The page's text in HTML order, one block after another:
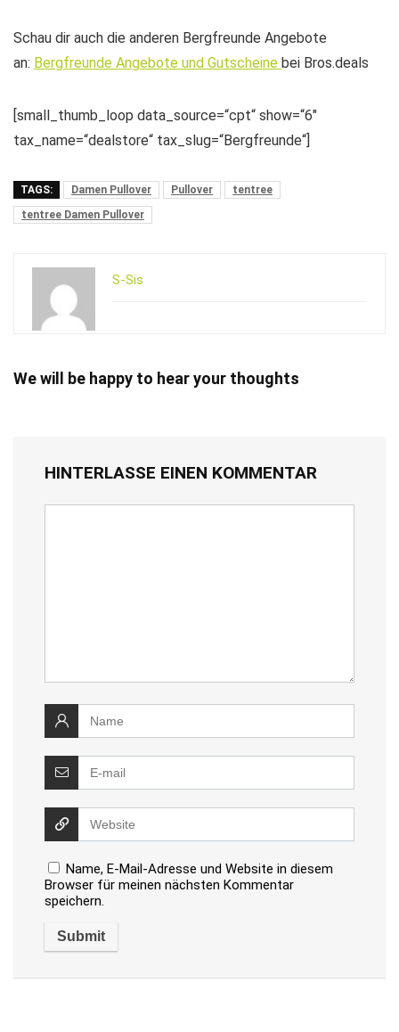
Schau dir auch die anderen Bergfreunde Angebote
an: Bergfreunde Angebote und Gutscheine bei Bros.deals
[small_thumb_loop data_source=“cpt“ show=“6″
tax_name=“dealstore“ tax_slug=“Bergfreunde“]
TAGS: Damen Pullover Pullover
tentree
tentree Damen Pullover
S-Sis
We will be happy to hear your thoughts
HINTERLASSE EINEN KOMMENTAR
Name, E-Mail-Adresse und Website in diesem
Browser für meinen nächsten Kommentar
speichern.